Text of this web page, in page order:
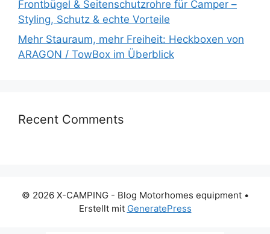
Frontbügel & Seitenschutzrohre für Camper –
Styling, Schutz & echte Vorteile
Mehr Stauraum, mehr Freiheit: Heckboxen von
ARAGON / TowBox im Überblick
Recent Comments
© 2026 X-CAMPING - Blog Motorhomes equipment•
Erstellt mit GeneratePress